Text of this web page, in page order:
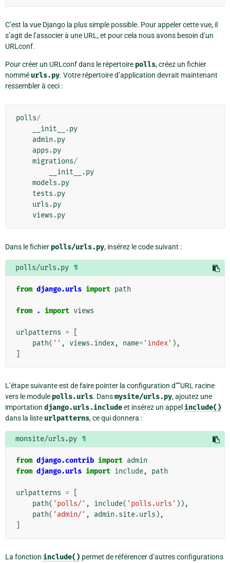
C’est la vue Django la plus simple possible. Pour appeler cette vue, il
s’agit de l’associer à une URL, et pour cela nous avons besoin d’un
URLconf.
Pour créer un URLconf dans le répertoire polls, créez un fichier
nommé urls.py. Votre répertoire d’application devrait maintenant
ressembler à ceci :
polls/
__init__
.py
admin .py
apps .py
migrations/
__init__
.py
models .py
tests .py
urls .py
views .py
Dans le fichier polls/urls.py, insérez le code suivant :
polls/urls.py ¶
from django.urls import path
from . import views
urlpatterns =
path( '' , views .index, name= 'index' ),
L’étape suivante est de faire pointer la configuration d””URL racine
vers le module polls.urls. Dansmysite/urls.py, ajoutez une
importation django.urls.includeet insérez un appel include()
dans la liste urlpatterns, ce qui donnera :
monsite/urls.py ¶
from django.contrib import admin
from django.urls import include, path
urlpatterns =
path( 'polls/' , include( 'polls.urls' )),
path( 'admin/' , admin .site.urls ),
La fonction include() permet de référencer d’autres configurations